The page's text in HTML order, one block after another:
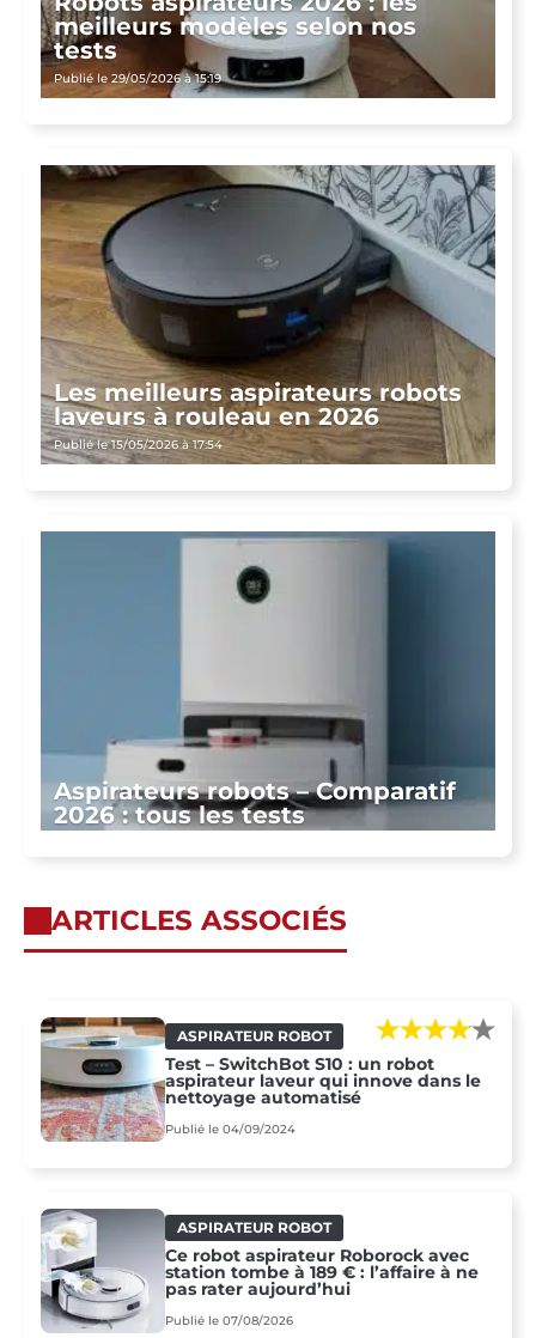
meilleurs modèles selon nos
tests
Publié le 29/05/2026 à 15:19
Les meilleurs aspirateurs robots
laveurs à rouleau en 2026
Publié le 15/05/2026 à 17:54
Aspirateurs robots – Comparatif
2026 : tous les tests
ARTICLES ASSOCIÉS
ASPIRATEUR ROBOT
Test – SwitchBot S10 : un robot
aspirateur laveur qui innove dans le
nettoyage automatisé
Publié le 04/09/2024
ASPIRATEUR ROBOT
Ce robot aspirateur Roborock avec
station tombe à 189 € : l’affaire à ne
pas rater aujourd’hui
Publié le 07/08/2026